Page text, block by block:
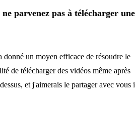
parvenez pas à télécharger une
donné un moyen efficace de résoudre le
de télécharger des vidéos même après
et j'aimerais le partager avec vous